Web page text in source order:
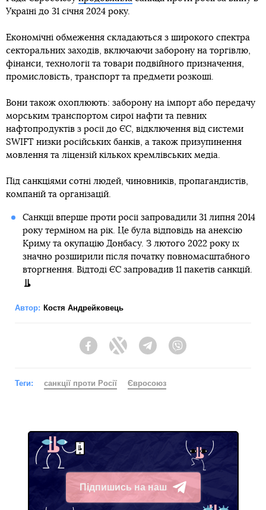
Україні до 31 січня 2024 року.
Економічні обмеження складаються з широкого спектра
секторальних заходів, включаючи заборону на торгівлю,
фінанси, технології та товари подвійного призначення,
промисловість, транспорт та предмети розкоші.
Вони також охоплюють: заборону на імпорт або передачу
морським транспортом сирої нафти та певних
нафтопродуктів з росії до ЄС, відключення від системи
SWIFT низки російських банків, а також призупинення
мовлення та ліцензій кількох кремлівських медіа.
Під санкціями сотні людей, чиновників, пропагандистів,
компаній та організацій.
Санкції вперше проти росії запровадили 31 липня 2014
року терміном на рік. Це була відповідь на анексію
Криму та окупацію Донбасу. З лютого 2022 року їх
значно розширили після початку повномасштабного
вторгнення. Відтоді ЄС запровадив 11 пакетів санкцій.
Автор: Костя Андрейковець
FacebookTwitter Telegram
Теги: санкції проти Росії Євросоюз
Підпишись на наш
Telegram